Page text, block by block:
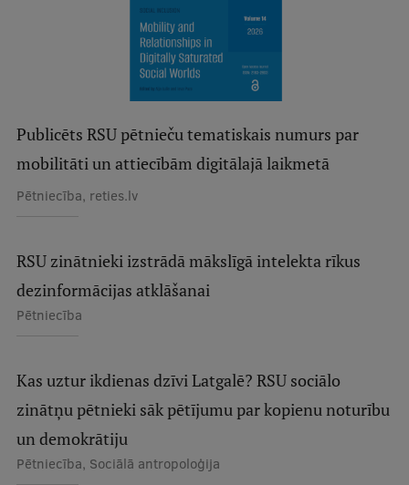
Maģistra studiju programmas
Praktiska informācija
Studentu dzīve
Fakultātes
Mūsu cilvēki
Stratēģija
Publicēts RSU pētnieču tematiskais numurs par
mobilitāti un attiecībām digitālajā laikmetā
Pētniecība, reties.lv
RSU zinātnieki izstrādā mākslīgā intelekta rīkus
dezinformācijas atklāšanai
Pētniecība
Kas uztur ikdienas dzīvi Latgalē? RSU sociālo
zinātņu pētnieki sāk pētījumu par kopienu noturību
un demokrātiju
Pētniecība, Sociālā antropoloģija